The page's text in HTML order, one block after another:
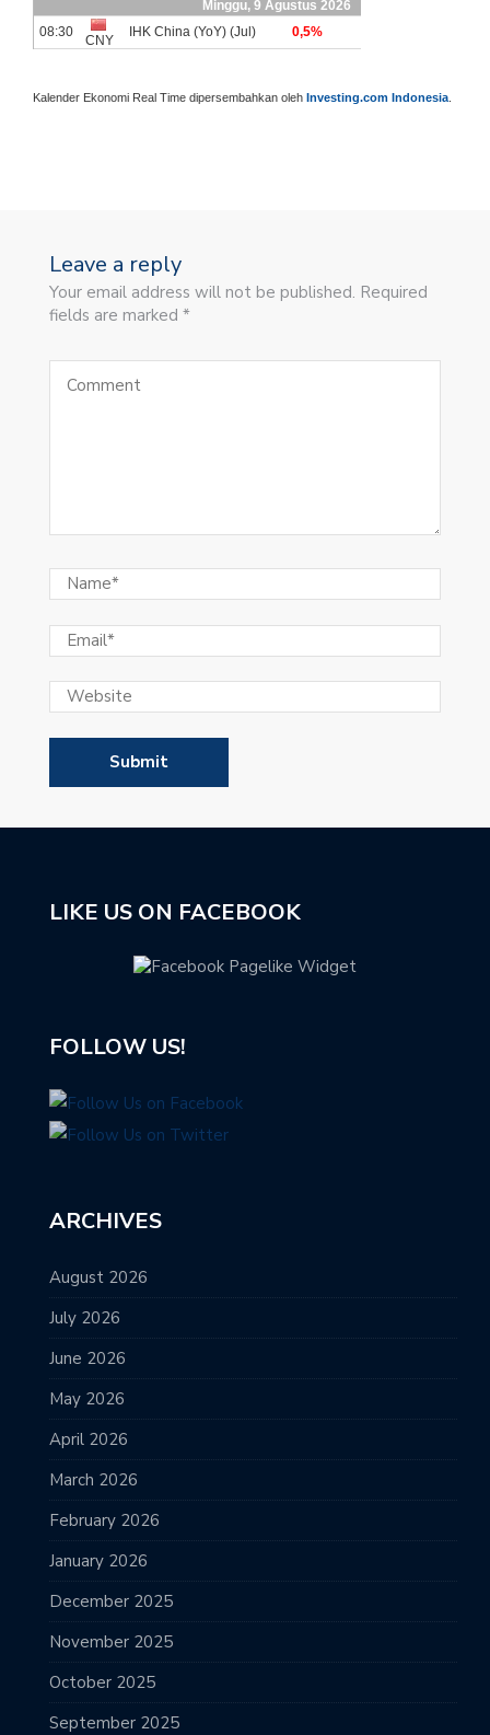
Kalender Ekonomi Real Time dipersembahkan oleh Investing.com Indonesia
Leave a reply
Your email address will not be published. Required
fields are marked *
LIKE US ON FACEBOOK
FOLLOW US!
ARCHIVES
August 2026
July 2026
June 2026
May 2026
April 2026
March 2026
February 2026
January 2026
December 2025
November 2025
October 2025
September 2025